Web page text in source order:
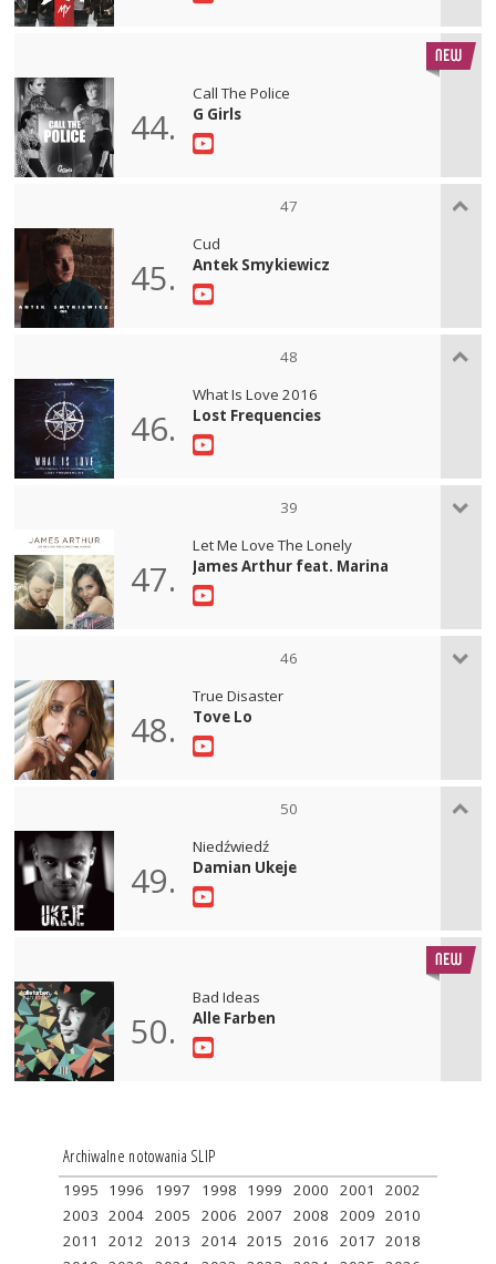
44.
Call The Police
G Girls
47
45.
Cud
Antek Smykiewicz
48
46.
What Is Love 2016
Lost Frequencies
39
47.
Let Me Love The Lonely
James Arthur feat. Marina
46
48.
True Disaster
Tove Lo
50
49.
Niedźwiedź
Damian Ukeje
50.
Bad Ideas
Alle Farben
Archiwalne notowania SLIP
1995 1996 1997 1998 1999 2000 2001
2002
2003 2004 2005 2006 2007 2008 2009 2010
2011
2012 2013 2014 2015 2016 2017 2018